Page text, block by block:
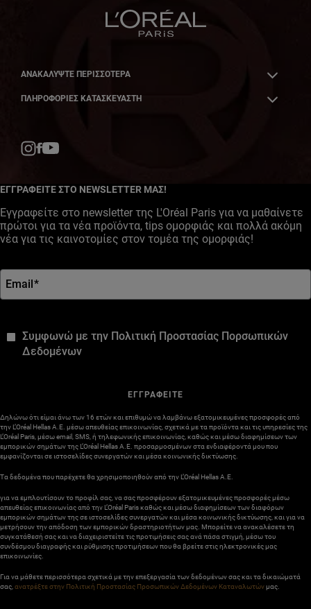
ΑΝΑΚΑΛΎΨΤΕ ΠΕΡΙΣΣΌΤΕΡΑ
ΠΛΗΡΟΦΟΡΙΕΣ ΚΑΤΑΣΚΕΥΑΣΤΗ
ΕΓΓΡΑΦΕΙΤΕ ΣΤΟ NEWSLETTER ΜΑΣ!
Εγγραφείτε στο newsletter της L'Oréal Paris για να μαθαίνετε
πρώτοι για τα νέα προϊόντα, tips ομορφιάς και πολλά ακόμη
νέα για τις καινοτομίες στον τομέα της ομορφιάς!
Email*
Συμφωνώ με την Πολιτική Προστασίας Πορσωπικών
Δεδομένων
ΕΓΓΡΑΦΕΙΤΕ
Δηλώνω ότι είμαι άνω των 16 ετών και επιθυμώ να λαμβάνω εξατομικευμένες προσφορές από
την L’Oréal Hellas A.E. μέσω απευθείας επικοινωνίας, σχετικά με τα προϊόντα και τις υπηρεσίες της
L’Oréal Paris, μέσω email, SMS, ή τηλεφωνικής επικοινωνίας, καθώς και μέσω διαφημίσεων των
εμπορικών σημάτων της L’Oréal Hellas A.E. προσαρμοσμένων στα ενδιαφέροντά μου που
εμφανίζονται σε ιστοσελίδες συνεργατών και μέσα κοινωνικής δικτύωσης.
Τα δεδομένα που παρέχετε θα χρησιμοποιηθούν από την L’Oréal Hellas A.E.
για να εμπλουτίσουν το προφίλ σας, να σας προσφέρουν εξατομικευμένες προσφορές μέσω
απευθείας επικοινωνίας από την L’Oréal Paris καθώς και μέσω διαφημίσεων των διαφόρων
εμπορικών σημάτων της σε ιστοσελίδες συνεργατών και μέσα κοινωνικής δικτύωσης, και για να
μετρήσουν την απόδοση των εμπορικών δραστηριοτήτων μας. Μπορείτε να ανακαλέσετε τη
συγκατάθεσή σας και να διαχειριστείτε τις προτιμήσεις σας ανά πάσα στιγμή, μέσω του
συνδέσμου διαγραφής και ρύθμισης προτιμήσεων που θα βρείτε στις ηλεκτρονικές μας
επικοινωνίες.
Για να μάθετε περισσότερα σχετικά με την επεξεργασία των δεδομένων σας και τα δικαιώματά
σας, ανατρέξτε στην Πολιτική Προστασίας Προσωπικών Δεδομένων Καταναλωτώνμας.